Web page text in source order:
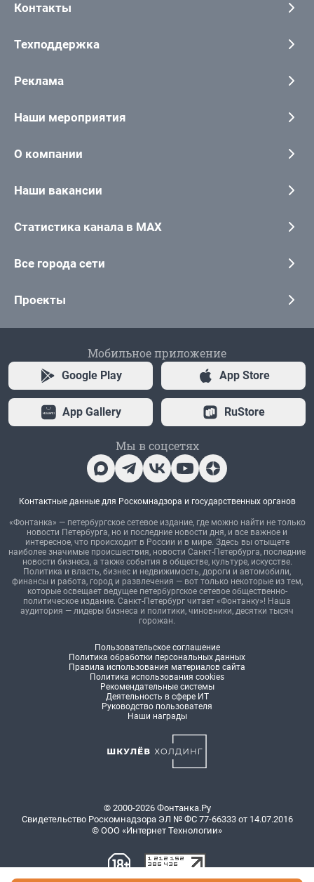
Контакты
Техподдержка
Реклама
Наши мероприятия
О компании
Наши вакансии
Статистика канала в MAX
Все города сети
Проекты
Мобильное приложение
Google Play App Store
App Gallery RuStore
Мы в соцсетях
Контактные данные для Роскомнадзора и государственных органов
«Фонтанка» — петербургское сетевое издание, где можно найти не только
новости Петербурга, но и последние новости дня, и все важное и
интересное, что происходит в России и в мире. Здесь вы отыщете
наиболее значимые происшествия, новости Санкт-Петербурга, последние
новости бизнеса, а также события в обществе, культуре, искусстве.
Политика и власть, бизнес и недвижимость, дороги и автомобили,
финансы и работа, город и развлечения — вот только некоторые из тем,
которые освещает ведущее петербургское сетевое общественно-
политическое издание. Санкт-Петербург читает «Фонтанку»! Наша
аудитория — лидеры бизнеса и политики, чиновники, десятки тысяч
горожан.
Пользовательское соглашение
Политика обработки персональных данных
Правила использования материалов сайта
Политика использования cookies
Рекомендательные системы
Деятельность в сфере ИТ
Руководство пользователя
Наши награды
© 2000-2026 Фонтанка.Ру
Свидетельство Роскомнадзора ЭЛ № ФС 77-66333 от 14.07.2016
© ООО «Интернет Технологии»